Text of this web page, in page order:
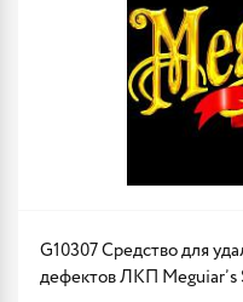
G10307 Средство для
дефектов ЛКП Meguiar’s